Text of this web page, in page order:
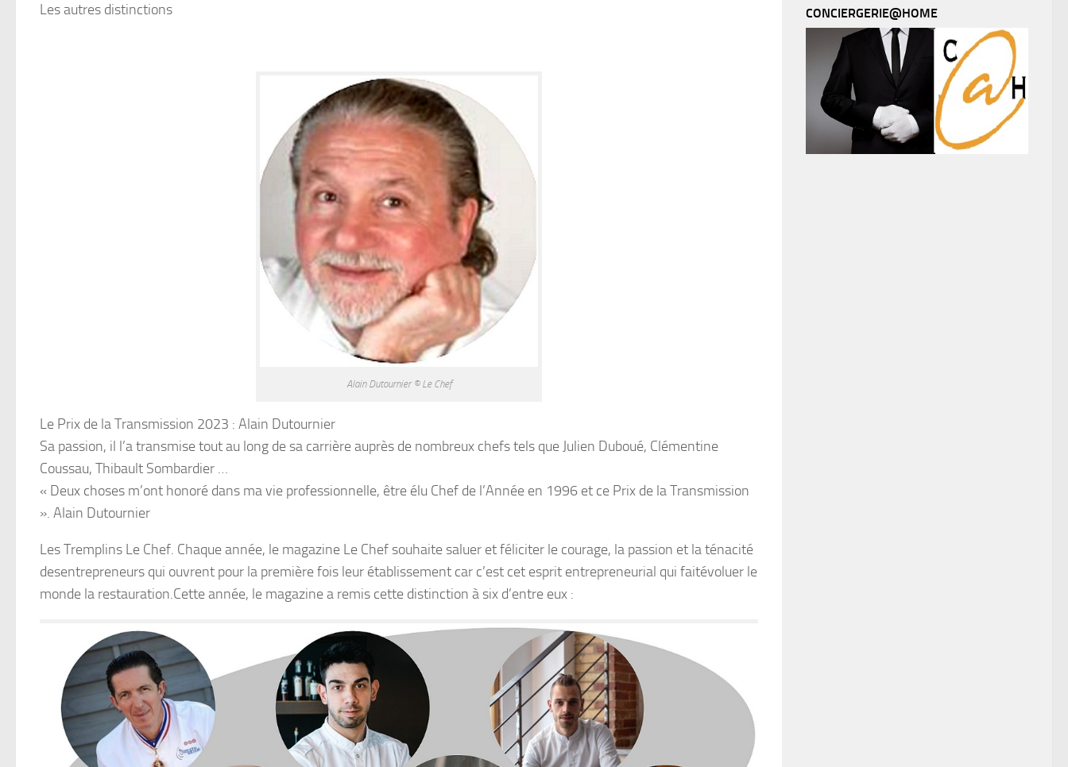
Les autres distinctions
Alain Dutournier © Le Chef
Le Prix de la Transmission 2023 : Alain Dutournier
Sa passion, il l’a transmise tout au long de sa carrière auprès de nombreux chefs tels que Julien Duboué, Clémentine
Coussau, Thibault Sombardier …
« Deux choses m’ont honoré dans ma vie professionnelle, être élu Chef de l’Année en 1996 et ce Prix de la Transmission
». Alain Dutournier
Les Tremplins Le Chef. Chaque année, le magazine Le Chef souhaite saluer et féliciter le courage, la passion et la ténacité
desentrepreneurs qui ouvrent pour la première fois leur établissement car c’est cet esprit entrepreneurial qui faitévoluer le
monde la restauration.Cette année, le magazine a remis cette distinction à six d’entre eux :
CONCIERGERIE@HOME